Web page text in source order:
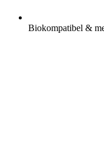
Biokompatibel &